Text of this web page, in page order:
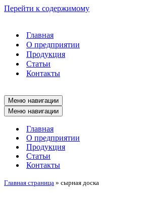
Перейти к содержимому
Главная
О предприятии
Продукция
Статьи
Контакты
Меню навигации
Меню навигации
Главная
О предприятии
Продукция
Статьи
Контакты
Главная страница » сырная доска